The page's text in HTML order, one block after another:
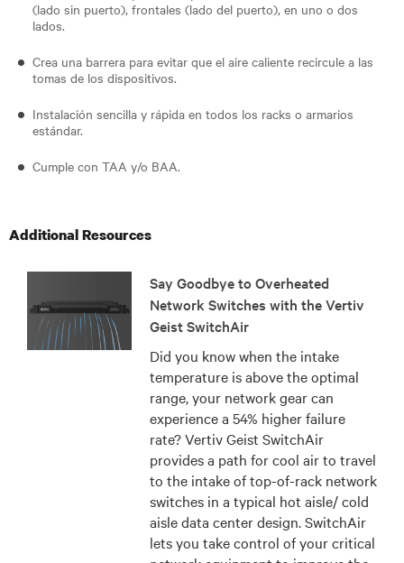
(lado sin puerto), frontales (lado del puerto), en uno o dos
lados.
Crea una barrera para evitar que el aire caliente recircule a las
tomas de los dispositivos.
Instalación sencilla y rápida en todos los racks o armarios
estándar.
Cumple con TAA y/o BAA.
Additional Resources
Say Goodbye to Overheated
Network Switches with the Vertiv
Geist SwitchAir
Did you know when the intake
temperature is above the optimal
range, your network gear can
experience a 54% higher failure
rate? Vertiv Geist SwitchAir
provides a path for cool air to travel
to the intake of top-of-rack network
switches in a typical hot aisle/ cold
aisle data center design. SwitchAir
lets you take control of your critical